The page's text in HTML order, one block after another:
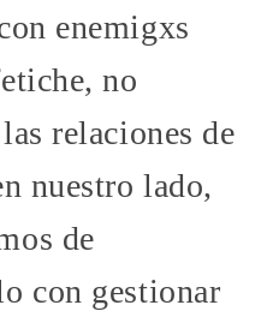
enemigxs
no
relaciones de
nuestro lado,
de
con gestionar